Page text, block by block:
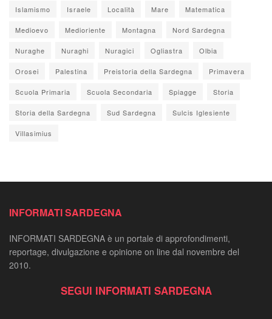
Islamismo Israele Località Mare Matematica
Medioevo Medioriente Montagna Nord Sardegna
Nuraghe Nuraghi Nuragici Ogliastra Olbia
Orosei Palestina Preistoria della Sardegna Primavera
Scuola Primaria Scuola Secondaria Spiagge Storia
Storia della Sardegna Sud Sardegna Sulcis Iglesiente
Villasimius
INFORMATI SARDEGNA
INFORMATI SARDEGNA è un portale di approfondimenti,
reportage, divulgazione e opinione on line dal novembre del
2010.
SEGUI INFORMATI SARDEGNA